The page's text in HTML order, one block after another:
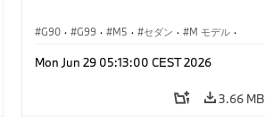
G90 · G99 · M5 · セダン · M モデル ·
Mon Jun 29 05:13:00 CEST 2026
3.66 MB